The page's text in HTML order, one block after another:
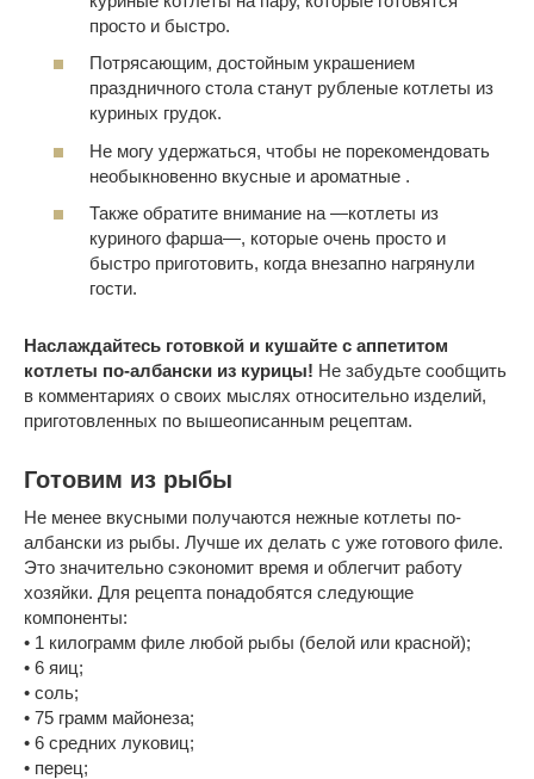
просто и быстро.
Потрясающим, достойным украшением
праздничного стола станут рубленые котлеты из
куриных грудок.
Не могу удержаться, чтобы не порекомендовать
необыкновенно вкусные и ароматные .
Также обратите внимание на —котлеты из
куриного фарша—, которые очень просто и
быстро приготовить, когда внезапно нагрянули
гости.
Наслаждайтесь готовкой и кушайте с аппетитом
котлеты по-албански из курицы! Не забудьте сообщить
в комментариях о своих мыслях относительно изделий,
приготовленных по вышеописанным рецептам.
Готовим из рыбы
Не менее вкусными получаются нежные котлеты по-
албански из рыбы. Лучше их делать с уже готового филе.
Это значительно сэкономит время и облегчит работу
хозяйки. Для рецепта понадобятся следующие
компоненты:
• 1 килограмм филе любой рыбы (белой или красной);
• 6 яиц;
• соль;
• 75 грамм майонеза;
• 6 средних луковиц;
• перец;